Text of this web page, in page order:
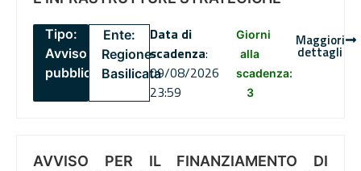
Tipo:
Avviso
pubblico
Ente:
Regione
Basilicata
Data di
scadenza:
09/08/2026
23:59
Giorni
alla
scadenza:
3
Maggiori
dettagli
AVVISO PER IL FINANZIAMENTO DI